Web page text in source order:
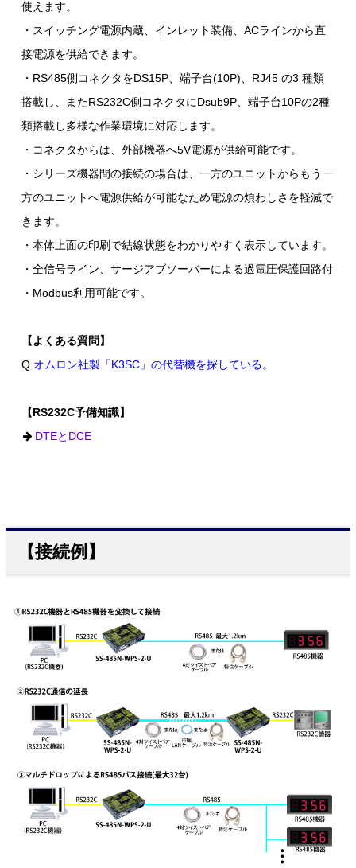
使えます。
・スイッチング電源内蔵、インレット装備、ACラインから直
接電源を供給できます。
・RS485側コネクタをDS15P、端子台(10P)、RJ45 の3 種類
搭載し、またRS232C側コネクタにDsub9P、端子台10Pの2種
類搭載し多様な作業環境に対応します。
・コネクタからは、外部機器へ5V電源が供給可能です。
・シリーズ機器間の接続の場合は、一方のユニットからもう一
方のユニットへ電源供給が可能なため電源の煩わしさを軽減で
きます。
・本体上面の印刷で結線状態をわかりやすく表示しています。
・全信号ライン、サージアブソーバーによる過電圧保護回路付
・Modbus利用可能です。
【よくある質問】
Q.オムロン社製「K3SC」の代替機を探している。
【RS232C予備知識】
DTEとDCE
【接続例】